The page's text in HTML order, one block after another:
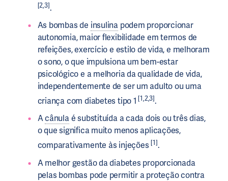
[2,3].
As bombas de insulina podem proporcionar
autonomia, maior flexibilidade em termos de
refeições, exercício e estilo de vida, e melhoram
o sono, o que impulsiona um bem-estar
psicológico e a melhoria da qualidade de vida,
independentemente de ser um adulto ou uma
criança com diabetes tipo 1 [1,2,3].
Acânulaé substituída a cada dois ou três dias,
o que significa muito menos aplicações,
comparativamente às injeções[1].
A melhor gestão da diabetes proporcionada
pelas bombas pode permitir a proteção contra